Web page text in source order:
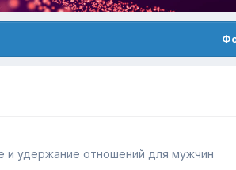
и удержание отношений для мужчин